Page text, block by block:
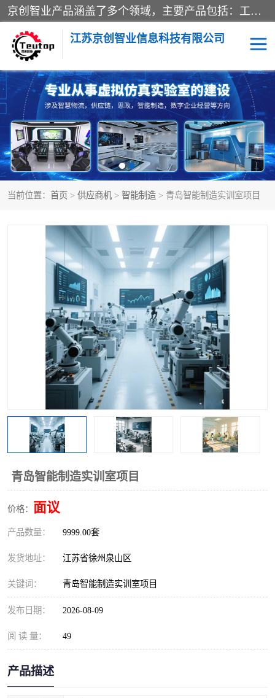
京创智业产品涵盖了多个领域，主要产品包括：工业4.0生产线解决方案，智慧物流综合实训室，教学设备与实验室建设，虚拟仿真实验室等。公司将秉持“创新、执着、诚信、共赢”的理念，以“将服务当作使命”为核心价值观，致力于为客户创造价值，与客户、合作伙伴和员工共同成长。
江苏京创智业信息科技有限公司
当前位置： 首页 > 供应商机 > 智能制造 > 青岛智能制造实训室项目
青岛智能制造实训室项目
价格： 面议
产品数量： 9999.00套
发货地址： 江苏省徐州泉山区
关键词： 青岛智能制造实训室项目
发布日期： 2026-08-09
阅 读 量： 49
产品描述
VR物流实训 低碳供应链
生产系统仿真 冷链物流
供应链管理 思政
智慧零售实训 智能制造
智慧物流实训室 质量管理实验台
物流数字孪生 数字企业经营
工业工程实训室